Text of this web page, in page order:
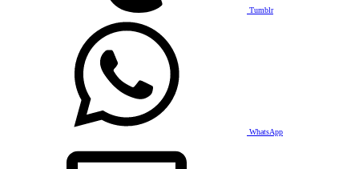
Tumblr
WhatsApp